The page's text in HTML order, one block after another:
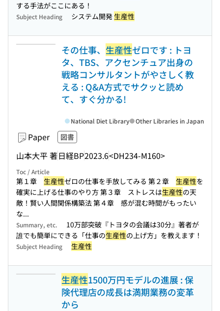
する手法がここにある！
Subject Heading システム開発 生産性
その仕事、 生産性ゼロです : トヨ
タ、TBS、アクセンチュア出身の
戦略コンサルタントがやさしく教
える : Q&A方式でサクッと読め
て、すぐ分かる!
Paper 図書
山本大平 著日経BP2023.6<DH234-M160>
National Diet Library Other Libraries in Japan
Toc / Article
第１章 生産性ゼロの仕事を手放してみる 第２章 生産性を
確実に上げる仕事のやり方 第３章 ストレスは生産性の天
敵！賢い人間関係構築法 第４章 感が混む時間がもったい
な...
Summary, etc.
10万部突破『トヨタの会議は30分』著者が
誰でも簡単にできる「仕事の生産性の上げ方」を教えます！
Subject Heading 生産性
生産性1500万円モデルの進展 : 保
険代理店の成長は満期業務の変革
から